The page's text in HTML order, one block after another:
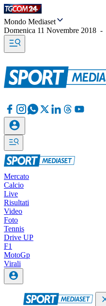
Mondo Mediaset
Domenica 11 Novembre 2018 -
Mercato
Calcio
Live
Risultati
Video
Foto
Tennis
Drive UP
F1
MotoGp
Virali